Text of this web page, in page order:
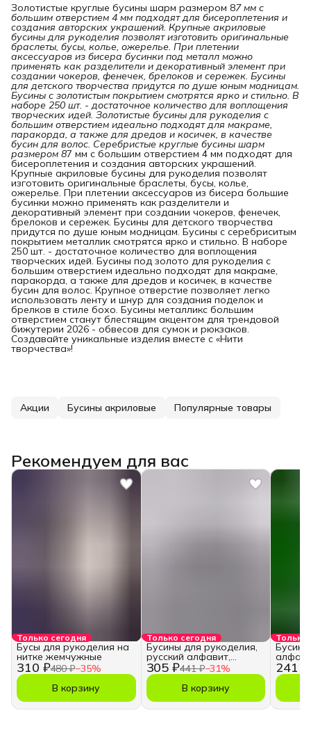
Золотистые круглые бусины шарм размером 87 мм с
большим отверстием 4 мм подходят для бисероплетения и
создания авторских украшений. Крупные акриловые
бусины для рукоделия позволят изготовить оригинальные
браслеты, бусы, колье, ожерелье. При плетении
аксессуаров из бисера бусинки под металл можно
применять как разделители и декоративный элемент при
создании чокеров, фенечек, брелоков и сережек. Бусины
для детского творчества придутся по душе юным модницам.
Бусины с золотистым покрытием смотрятся ярко и стильно. В
наборе 250 шт. - достаточное количество для воплощения
творческих идей. Золотистые бусины для рукоделия с
большим отверстием идеально подходят для макраме,
паракорда, а также для дредов и косичек, в качестве
бусин для волос. Серебристые круглые бусины шарм
размером 87 мм с большим отверстием 4 мм подходят для
бисероплетения и создания авторских украшений.
Крупные акриловые бусины для рукоделия позволят
изготовить оригинальные браслеты, бусы, колье,
ожерелье. При плетении аксессуаров из бисера большие
бусинки можно применять как разделители и
декоративный элемент при создании чокеров, фенечек,
брелоков и сережек. Бусины для детского творчества
придутся по душе юным модницам. Бусины с серебриситым
покрытием металлик смотрятся ярко и стильно. В наборе
250 шт. - достаточное количество для воплощения
творческих идей. Бусины под золото для рукоделия с
большим отверстием идеально подходят для макраме,
паракорда, а также для дредов и косичек, в качестве
бусин для волос. Крупное отверстие позволяет легко
использовать ленту и шнур для создания поделок и
брелков в стиле бохо. Бусины металликс большим
отверстием станут блестящим акцентом для трендовой
бижутерии 2026 - обвесов для сумок и рюкзаков.
Создавайте уникальные изделия вместе с «Нити
творчества»!
Акции Бусины акриловые Популярные товары
Рекомендуем для вас
Только сегодня
310 ₽480 ₽−35%
Бусы для рукоделия на
нитке жемчужные
В корзину
Только сегодня
305 ₽441 ₽−31%
Бусины для рукоделия,
русский алфавит,
кубики
В корзину
Только
241 ₽